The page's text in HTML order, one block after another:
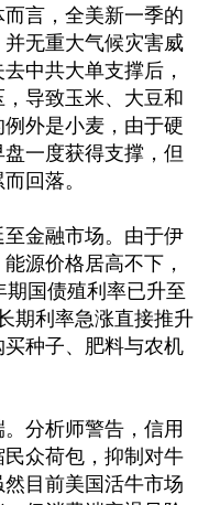
言，全美新一季的
无重大气候灾害威
中共大单支撑后，
导致玉米、大豆和
外是小麦，由于硬
一度获得支撑，但
回落。
金融市场。由于伊
源价格居高不下，
国债殖利率已升至
期利率急涨直接推升
种子、肥料与农机
分析师警告，信用
众荷包，抑制对牛
目前美国活牛市场